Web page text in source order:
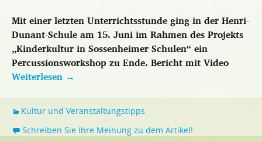
Mit einer letzten Unterrichtsstunde ging in der Henri-
Dunant-Schule am 15. Juni im Rahmen des Projekts
„Kinderkultur in Sossenheimer Schulen“ ein
Percussionsworkshop zu Ende. Bericht mit Video
Weiterlesen →
Kultur und Veranstaltungstipps
Schreiben Sie Ihre Meinung zu dem Artikel!